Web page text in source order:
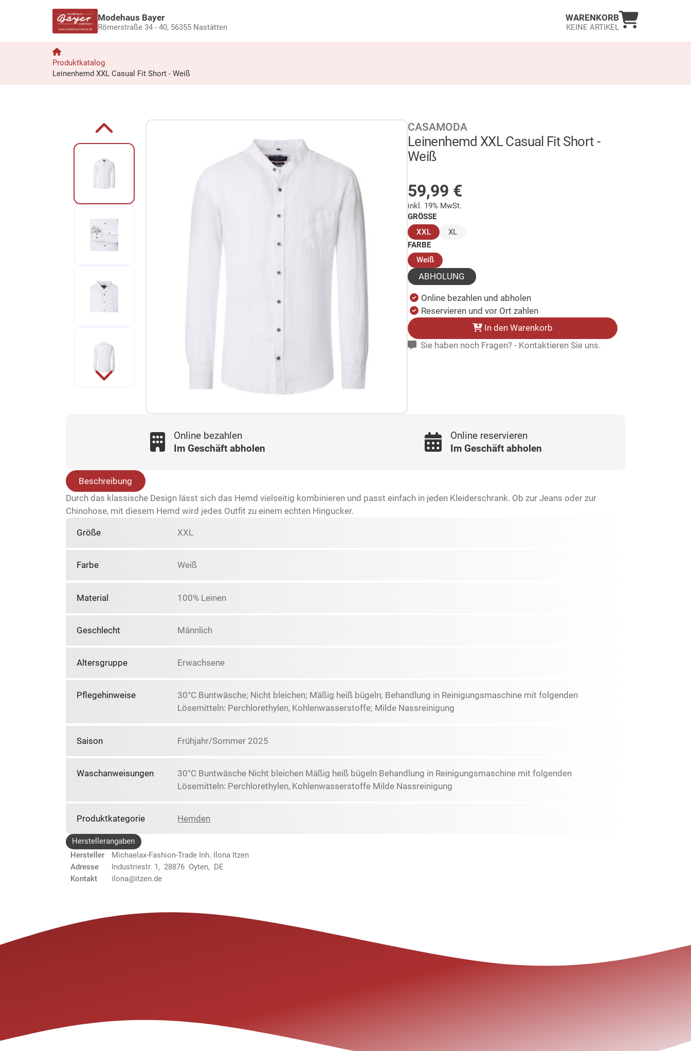
Modehaus Bayer
Römerstraße 34 - 40, 56355 Nastätten
WARENKORB
KEINE ARTIKEL
Warenkorb
Produktkatalog
Leinenhemd XXL Casual Fit Short - Weiß
Zur Produktbeschreibung springen CASAMODA
Leinenhemd XXL Casual Fit Short -
Weiß
59,99 €
inkl. 19% MwSt.
GRÖSSE
XXL (ausgewählt)
XL
FARBE
Weiß(ausgewählt)
ABHOLUNG
Online bezahlen und abholen
Reservieren und vor Ort zahlen
In den Warenkorb
Sie haben noch Fragen? - Kontaktieren Sie uns.
Online bezahlen
Im Geschäft abholen
Online reservieren
Im Geschäft abholen
Beschreibung
Durch das klassische Design lässt sich das Hemd vielseitig kombinieren und passt einfach in jeden Kleiderschrank. Ob zur Jeans oder zur
Chinohose, mit diesem Hemd wird jedes Outfit zu einem echten Hingucker.
Größe XXL
Farbe Weiß
Material 100% Leinen
Geschlecht Männlich
Altersgruppe Erwachsene
Pflegehinweise
30°C Buntwäsche; Nicht bleichen; Mäßig heiß bügeln; Behandlung in Reinigungsmaschine mit folgenden
Lösemitteln: Perchlorethylen, Kohlenwasserstoffe; Milde Nassreinigung
Saison Frühjahr/Sommer 2025
Waschanweisungen
30°C Buntwäsche Nicht bleichen Mäßig heiß bügeln Behandlung in Reinigungsmaschine mit folgenden
Lösemitteln: Perchlorethylen, Kohlenwasserstoffe Milde Nassreinigung
Produktkategorie Hemden
Herstellerangaben
Hersteller
Michaelax-Fashion-Trade Inh. Ilona Itzen
Adresse
Industriestr. 1, 28876 Oyten, DE
Kontakt
ilona@itzen.de